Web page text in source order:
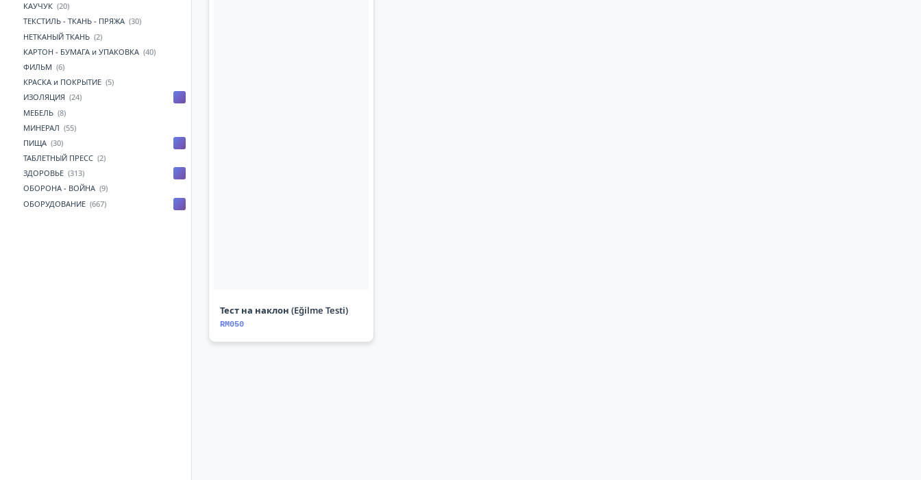
КАУЧУК (20)
ТЕКСТИЛЬ - ТКАНЬ - ПРЯЖА (30)
НЕТКАНЫЙ ТКАНЬ (2)
КАРТОН - БУМАГА и УПАКОВКА (40)
ФИЛЬМ (6)
КРАСКА и ПОКРЫТИЕ (5)
ИЗОЛЯЦИЯ (24)
МЕБЕЛЬ (8)
МИНЕРАЛ (55)
ПИЩА (30)
ТАБЛЕТНЫЙ ПРЕСС (2)
ЗДОРОВЬЕ (313)
ОБОРОНА - ВОЙНА (9)
ОБОРУДОВАНИЕ (667)
Тест на наклон (Eğilme Testi)
RM050